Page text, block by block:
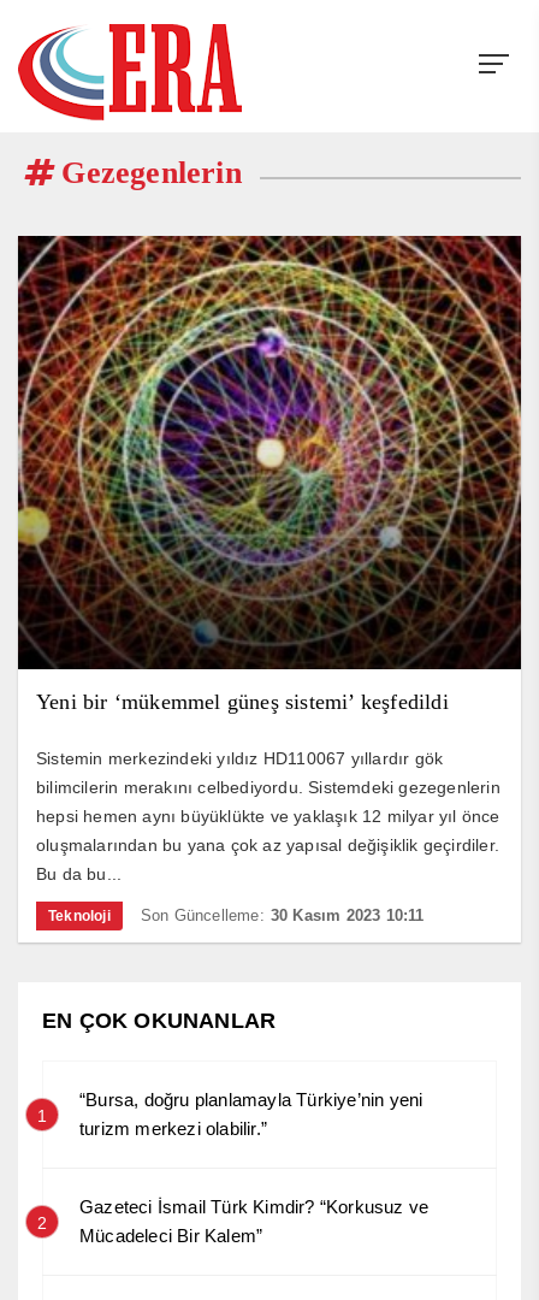
Gezegenlerin
Yeni bir ‘mükemmel güneş sistemi’ keşfedildi
Sistemin merkezindeki yıldız HD110067 yıllardır gök
bilimcilerin merakını celbediyordu. Sistemdeki gezegenlerin
hepsi hemen aynı büyüklükte ve yaklaşık 12 milyar yıl önce
oluşmalarından bu yana çok az yapısal değişiklik geçirdiler.
Bu da bu...
Teknoloji Son Güncelleme: 30 Kasım 2023 10:11
EN ÇOK OKUNANLAR
1
“Bursa, doğru planlamayla Türkiye’nin yeni
turizm merkezi olabilir.”
2
Gazeteci İsmail Türk Kimdir? “Korkusuz ve
Mücadeleci Bir Kalem”